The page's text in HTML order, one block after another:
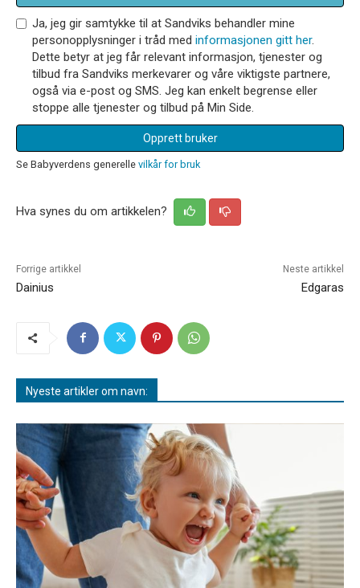
Ja, jeg gir samtykke til at Sandviks behandler mine
personopplysninger i tråd med informasjonen gitt her.
Dette betyr at jeg får relevant informasjon, tjenester og
tilbud fra Sandviks merkevarer og våre viktigste partnere,
også via e-post og SMS. Jeg kan enkelt begrense eller
stoppe alle tjenester og tilbud på Min Side.
Opprett bruker
Se Babyverdens generelle vilkår for bruk
Hva synes du om artikkelen?
Forrige artikkel
Dainius
Neste artikkel
Edgaras
Nyeste artikler om navn: